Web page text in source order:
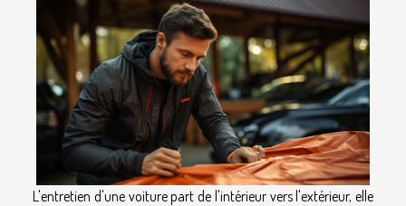
L'entretien d'une voiture part de l'intérieur vers l'extérieur, elle